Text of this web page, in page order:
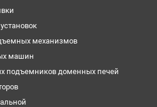
механизмов
машин
подъемников доменных печей